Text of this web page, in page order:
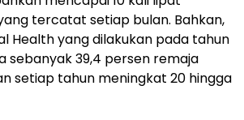
tercatat setiap bulan. Bahkan,
Health yang dilakukan pada tahun
sebanyak 39,4 persen remaja
setiap tahun meningkat 20 hingga